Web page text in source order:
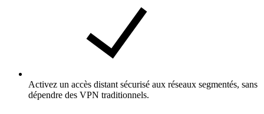
Activez un accès distant sécurisé aux réseaux segmentés, sans
dépendre des VPN traditionnels.